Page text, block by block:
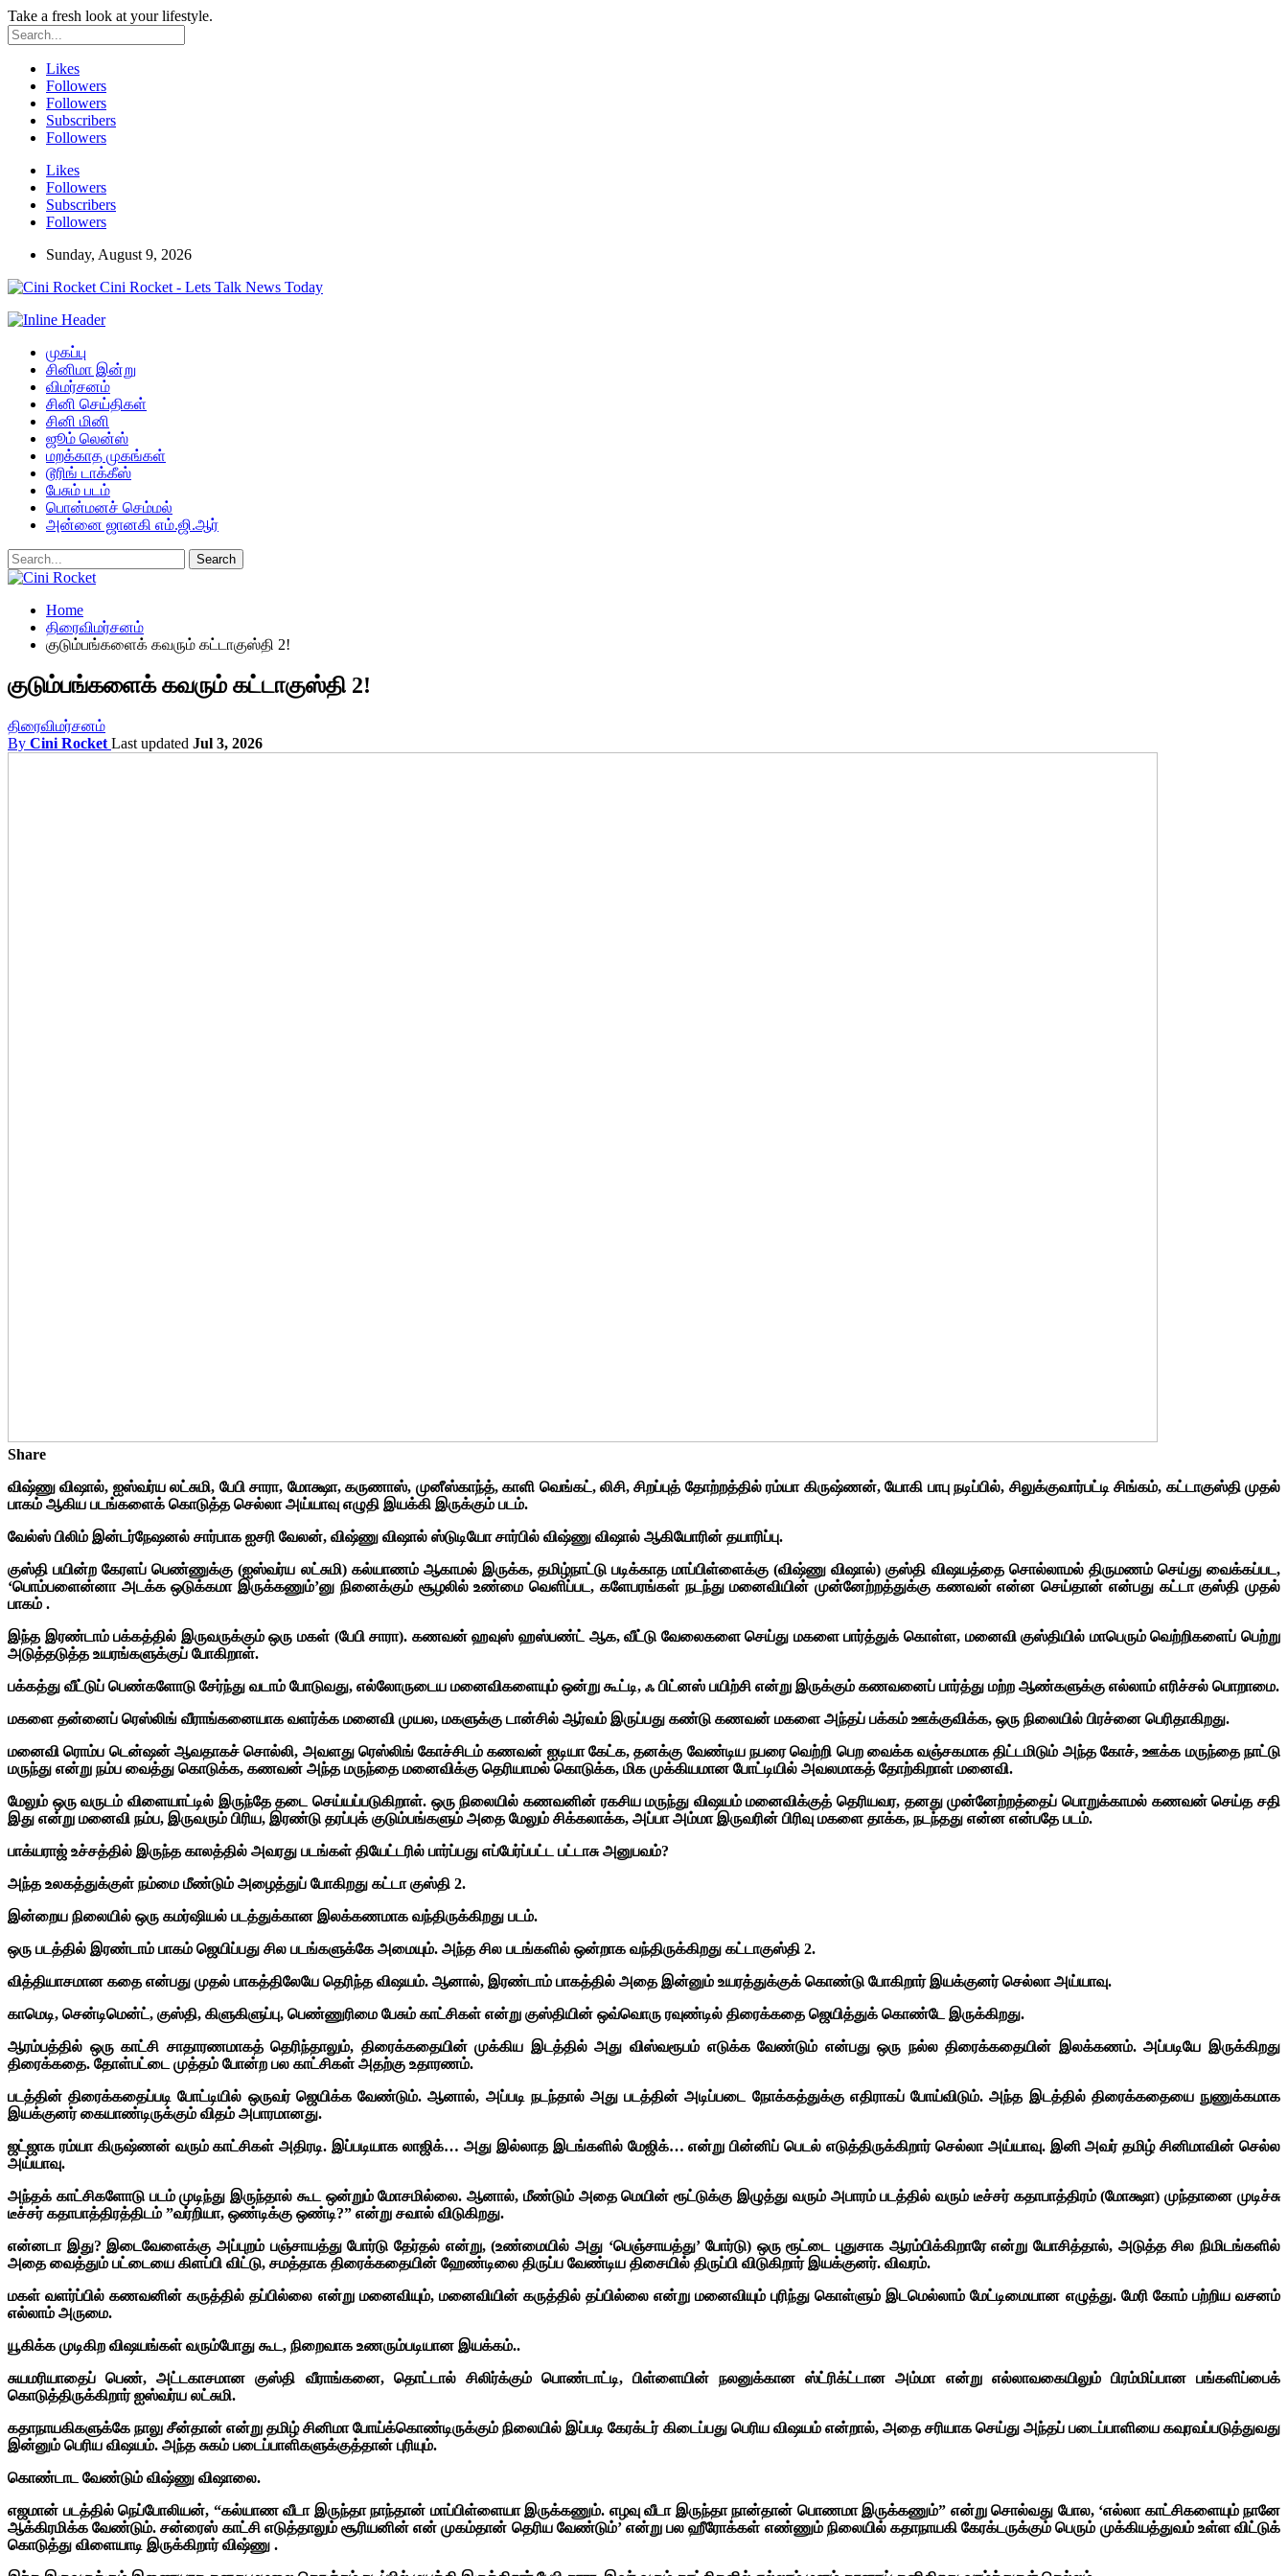
Take a fresh look at your lifestyle.
Likes
Followers
Followers
Subscribers
Followers
Likes
Followers
Subscribers
Followers
Sunday, August 9, 2026
Cini Rocket - Lets Talk News Today
முகப்பு
சினிமா இன்று
விமர்சனம்
சினி செய்திகள்
சினி மினி
ஜூம் லென்ஸ்
மறக்காத முகங்கள்
டூரிங் டாக்கீஸ்
பேசும் படம்
பொன்மனச் செம்மல்
அன்னை ஜானகி எம்.ஜி.ஆர்
Home
திரைவிமர்சனம்
குடும்பங்களைக் கவரும் கட்டாகுஸ்தி 2!
குடும்பங்களைக் கவரும் கட்டாகுஸ்தி 2!
திரைவிமர்சனம்
By Cini Rocket Last updated Jul 3, 2026
Share
விஷ்ணு விஷால், ஐஸ்வர்ய லட்சுமி, பேபி சாரா, மோக்ஷா, கருணாஸ், முனீஸ்காந்த், காளி வெங்கட், லிசி, சிறப்புத் தோற்றத்தில் ரம்யா கிருஷ்ணன், யோகி பாபு நடிப்பில், சிலுக்குவார்பட்டி சிங்கம், கட்டாகுஸ்தி முதல்
பாகம் ஆகிய படங்களைக் கொடுத்த செல்லா அய்யாவு எழுதி இயக்கி இருக்கும் படம்.
வேல்ஸ் பிலிம் இன்டர்நேஷனல் சார்பாக ஐசரி வேலன், விஷ்ணு விஷால் ஸ்டுடியோ சார்பில் விஷ்ணு விஷால் ஆகியோரின் தயாரிப்பு.
குஸ்தி பயின்ற கேரளப் பெண்ணுக்கு (ஐஸ்வர்ய லட்சுமி) கல்யாணம் ஆகாமல் இருக்க, தமிழ்நாட்டு படிக்காத மாப்பிள்ளைக்கு (விஷ்ணு விஷால்) குஸ்தி விஷயத்தை சொல்லாமல் திருமணம் செய்து வைக்கப்பட,
‘பொம்பளைன்னா அடக்க ஒடுக்கமா இருக்கணும்’னு நினைக்கும் சூழலில் உண்மை வெளிப்பட, களேபரங்கள் நடந்து மனைவியின் முன்னேற்றத்துக்கு கணவன் என்ன செய்தான் என்பது கட்டா குஸ்தி முதல்
பாகம் .
இந்த இரண்டாம் பக்கத்தில் இருவருக்கும் ஒரு மகள் (பேபி சாரா). கணவன் ஹவுஸ் ஹஸ்பண்ட் ஆக, வீட்டு வேலைகளை செய்து மகளை பார்த்துக் கொள்ள, மனைவி குஸ்தியில் மாபெரும் வெற்றிகளைப் பெற்று
அடுத்தடுத்த உயரங்களுக்குப் போகிறாள்.
பக்கத்து வீட்டுப் பெண்களோடு சேர்ந்து வடாம் போடுவது, எல்லோருடைய மனைவிகளையும் ஒன்று கூட்டி, ஃ பிட்னஸ் பயிற்சி என்று இருக்கும் கணவனைப் பார்த்து மற்ற ஆண்களுக்கு எல்லாம் எரிச்சல் பொறாமை.
மகளை தன்னைப் ரெஸ்லிங் வீராங்கனையாக வளர்க்க மனைவி முயல, மகளுக்கு டான்சில் ஆர்வம் இருப்பது கண்டு கணவன் மகளை அந்தப் பக்கம் ஊக்குவிக்க, ஒரு நிலையில் பிரச்னை பெரிதாகிறது.
மனைவி ரொம்ப டென்ஷன் ஆவதாகச் சொல்லி, அவளது ரெஸ்லிங் கோச்சிடம் கணவன் ஐடியா கேட்க, தனக்கு வேண்டிய நபரை வெற்றி பெற வைக்க வஞ்சகமாக திட்டமிடும் அந்த கோச், ஊக்க மருந்தை நாட்டு
மருந்து என்று நம்ப வைத்து கொடுக்க, கணவன் அந்த மருந்தை மனைவிக்கு தெரியாமல் கொடுக்க, மிக முக்கியமான போட்டியில் அவலமாகத் தோற்கிறாள் மனைவி.
மேலும் ஒரு வருடம் விளையாட்டில் இருந்தே தடை செய்யப்படுகிறாள். ஒரு நிலையில் கணவனின் ரகசிய மருந்து விஷயம் மனைவிக்குத் தெரியவர, தனது முன்னேற்றத்தைப் பொறுக்காமல் கணவன் செய்த சதி
இது என்று மனைவி நம்ப, இருவரும் பிரிய, இரண்டு தரப்புக் குடும்பங்களும் அதை மேலும் சிக்கலாக்க, அப்பா அம்மா இருவரின் பிரிவு மகளை தாக்க, நடந்தது என்ன என்பதே படம்.
பாக்யராஜ் உச்சத்தில் இருந்த காலத்தில் அவரது படங்கள் தியேட்டரில் பார்ப்பது எப்பேர்ப்பட்ட பட்டாசு அனுபவம்?
அந்த உலகத்துக்குள் நம்மை மீண்டும் அழைத்துப் போகிறது கட்டா குஸ்தி 2.
இன்றைய நிலையில் ஒரு கமர்ஷியல் படத்துக்கான இலக்கணமாக வந்திருக்கிறது படம்.
ஒரு படத்தில் இரண்டாம் பாகம் ஜெயிப்பது சில படங்களுக்கே அமையும். அந்த சில படங்களில் ஒன்றாக வந்திருக்கிறது கட்டாகுஸ்தி 2.
வித்தியாசமான கதை என்பது முதல் பாகத்திலேயே தெரிந்த விஷயம். ஆனால், இரண்டாம் பாகத்தில் அதை இன்னும் உயரத்துக்குக் கொண்டு போகிறார் இயக்குனர் செல்லா அய்யாவு.
காமெடி, சென்டிமென்ட், குஸ்தி, கிளுகிளுப்பு, பெண்ணுரிமை பேசும் காட்சிகள் என்று குஸ்தியின் ஒவ்வொரு ரவுண்டில் திரைக்கதை ஜெயித்துக் கொண்டே இருக்கிறது.
ஆரம்பத்தில் ஒரு காட்சி சாதாரணமாகத் தெரிந்தாலும், திரைக்கதையின் முக்கிய இடத்தில் அது விஸ்வரூபம் எடுக்க வேண்டும் என்பது ஒரு நல்ல திரைக்கதையின் இலக்கணம். அப்படியே இருக்கிறது
திரைக்கதை. தோள்பட்டை முத்தம் போன்ற பல காட்சிகள் அதற்கு உதாரணம்.
படத்தின் திரைக்கதைப்படி போட்டியில் ஒருவர் ஜெயிக்க வேண்டும். ஆனால், அப்படி நடந்தால் அது படத்தின் அடிப்படை நோக்கத்துக்கு எதிராகப் போய்விடும். அந்த இடத்தில் திரைக்கதையை நுணுக்கமாக
இயக்குனர் கையாண்டிருக்கும் விதம் அபாரமானது.
ஜட்ஜாக ரம்யா கிருஷ்ணன் வரும் காட்சிகள் அதிரடி. இப்படியாக லாஜிக்… அது இல்லாத இடங்களில் மேஜிக்… என்று பின்னிப் பெடல் எடுத்திருக்கிறார் செல்லா அய்யாவு. இனி அவர் தமிழ் சினிமாவின் செல்ல
அய்யாவு.
அந்தக் காட்சிகளோடு படம் முடிந்து இருந்தால் கூட ஒன்றும் மோசமில்லை. ஆனால், மீண்டும் அதை மெயின் ரூட்டுக்கு இழுத்து வரும் அபாரம்படத்தில் வரும் டீச்சர் கதாபாத்திரம் (மோக்ஷா) முந்தானை முடிச்சு
டீச்சர் கதாபாத்திரத்திடம் ”வர்றியா, ஒண்டிக்கு ஒண்டி?” என்று சவால் விடுகிறது.
என்னடா இது? இடைவேளைக்கு அப்புறம் பஞ்சாயத்து போர்டு தேர்தல் என்று, (உண்மையில் அது ‘பெஞ்சாயத்து’ போர்டு) ஒரு ரூட்டை புதுசாக ஆரம்பிக்கிறாரே என்று யோசித்தால், அடுத்த சில நிமிடங்களில்
அதை வைத்தும் பட்டையை கிளப்பி விட்டு, சமத்தாக திரைக்கதையின் ஹேண்டிலை திருப்ப வேண்டிய திசையில் திருப்பி விடுகிறார் இயக்குனர். விவரம்.
மகள் வளர்ப்பில் கணவனின் கருத்தில் தப்பில்லை என்று மனைவியும், மனைவியின் கருத்தில் தப்பில்லை என்று மனைவியும் புரிந்து கொள்ளும் இடமெல்லாம் மேட்டிமையான எழுத்து. மேரி கோம் பற்றிய வசனம்
எல்லாம் அருமை.
யூகிக்க முடிகிற விஷயங்கள் வரும்போது கூட, நிறைவாக உணரும்படியான இயக்கம்..
சுயமரியாதைப் பெண், அட்டகாசமான குஸ்தி வீராங்கனை, தொட்டால் சிலிர்க்கும் பொண்டாட்டி, பிள்ளையின் நலனுக்கான ஸ்ட்ரிக்ட்டான அம்மா என்று எல்லாவகையிலும் பிரம்மிப்பான பங்களிப்பைக்
கொடுத்திருக்கிறார் ஐஸ்வர்ய லட்சுமி.
கதாநாயகிகளுக்கே நாலு சீன்தான் என்று தமிழ் சினிமா போய்க்கொண்டிருக்கும் நிலையில் இப்படி கேரக்டர் கிடைப்பது பெரிய விஷயம் என்றால், அதை சரியாக செய்து அந்தப் படைப்பாளியை கவுரவப்படுத்துவது
இன்னும் பெரிய விஷயம். அந்த சுகம் படைப்பாளிகளுக்குத்தான் புரியும்.
கொண்டாட வேண்டும் விஷ்ணு விஷாலை.
எஜமான் படத்தில் நெப்போலியன், “கல்யாண வீடா இருந்தா நாந்தான் மாப்பிள்ளையா இருக்கணும். எழவு வீடா இருந்தா நான்தான் பொணமா இருக்கணும்” என்று சொல்வது போல, ‘எல்லா காட்சிகளையும் நானே
ஆக்கிரமிக்க வேண்டும். சன்ரைஸ் காட்சி எடுத்தாலும் சூரியனின் என் முகம்தான் தெரிய வேண்டும்’ என்று பல ஹீரோக்கள் எண்ணும் நிலையில் கதாநாயகி கேரக்டருக்கும் பெரும் முக்கியத்துவம் உள்ள விட்டுக்
கொடுத்து விளையாடி இருக்கிறார் விஷ்ணு .